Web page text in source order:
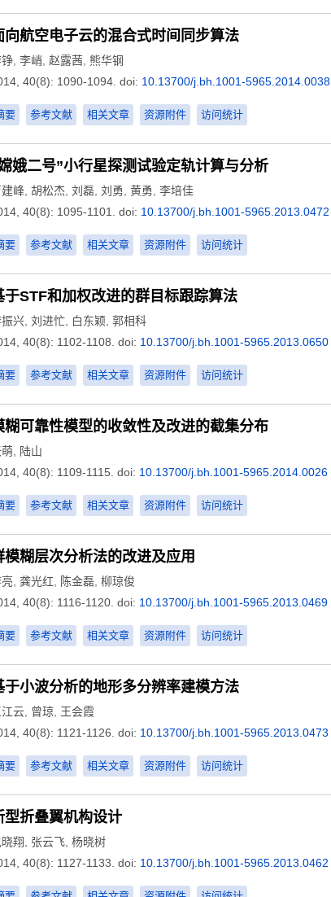
向航空电子云的混合式时间同步算法
李峭 赵露茜
熊华钢
40(8): 1090-1094. doi: 10.13700/j.bh.1001-5965.2014.0038
要 参考文献 相关文章 资源附件 访问统计
娥二号”小行星探测试验定轨计算与分析
建峰 胡松杰 刘磊 刘勇 黄勇 李培佳
40(8): 1095-1101.
doi: 10.13700/j.bh.1001-5965.2013.0472
要 参考文献 相关文章 资源附件 访问统计
于STF和加权改进的群目标跟踪算法
兴 刘进忙 白东颖 郭相科
40(8): 1102-1108. doi: 10.13700/j.bh.1001-5965.2013.0650
要 参考文献 相关文章 资源附件 访问统计
糊可靠性模型的收敛性及改进的截集分布
陆山
40(8): 1109-1115. doi: 10.13700/j.bh.1001-5965.2014.0026
要 参考文献 相关文章 资源附件 访问统计
模糊层次分析法的改进及应用
龚光红 陈金磊 柳琼俊
40(8): 1116-1120. doi: 10.13700/j.bh.1001-5965.2013.0469
要 参考文献 相关文章 资源附件 访问统计
于小波分析的地形多分辨率建模方法
江云 曾琼 王会霞
40(8): 1121-1126. doi: 10.13700/j.bh.1001-5965.2013.0473
要 参考文献 相关文章 资源附件 访问统计
型折叠翼机构设计
翔 张云飞 杨晓树
40(8): 1127-1133. doi: 10.13700/j.bh.1001-5965.2013.0462